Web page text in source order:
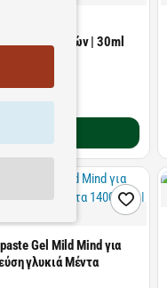
έως 2 Ετών | 30ml
Gel Mild Mind για
γλυκιά Μέντα